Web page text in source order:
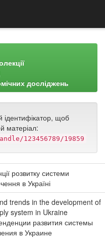
досліджень
ідентифікатор, щоб
матеріал:
123456789/19859
розвитку системи
в Україні
trends in the development of
system in Ukraine
развития системы
в Украине